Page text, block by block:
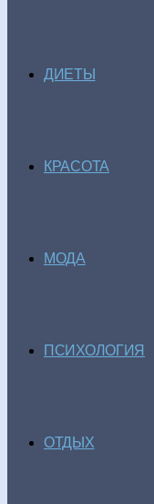
ДИЕТЫ
КРАСОТА
МОДА
ПСИХОЛОГИЯ
ОТДЫХ